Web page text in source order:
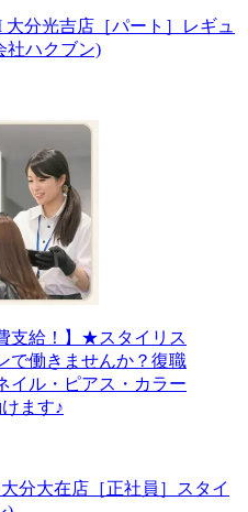
分光吉店［パート］レギュ
社ハクブン)
支給！】★スタイリス
で働きませんか？復職
ル・ピアス・カラー
ます♪
分大在店［正社員］スタイ